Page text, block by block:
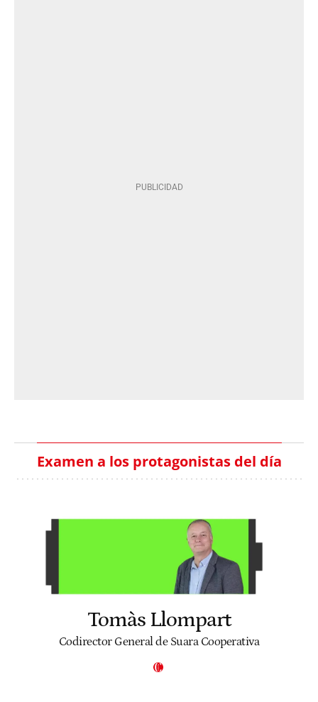
Examen a los protagonistas del día
Tomàs Llompart
Codirector General de Suara Cooperativa